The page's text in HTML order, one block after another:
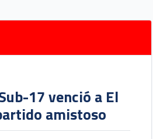
17 venció a El
amistoso